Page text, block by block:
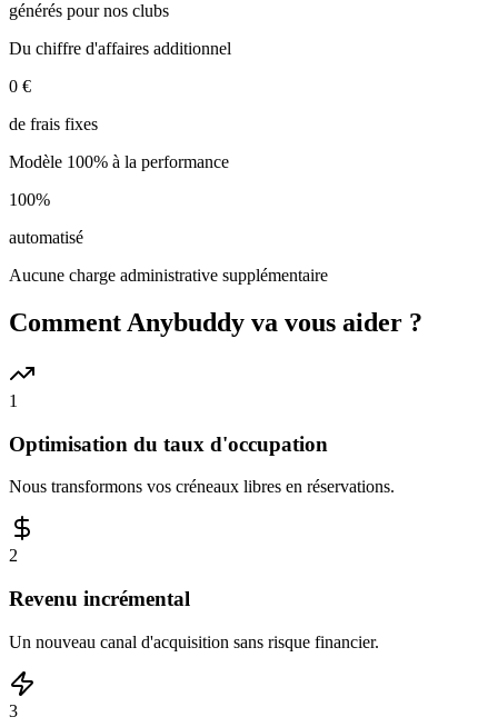
générés pour nos clubs
Du chiffre d'affaires additionnel
0 €
de frais fixes
Modèle 100% à la performance
100%
automatisé
Aucune charge administrative supplémentaire
Comment Anybuddy va vous aider ?
1
Optimisation du taux d'occupation
Nous transformons vos créneaux libres en réservations.
2
Revenu incrémental
Un nouveau canal d'acquisition sans risque financier.
3